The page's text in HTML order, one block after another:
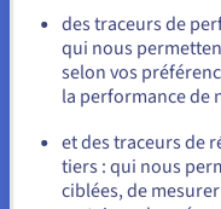
(
Prix de
1
100
Allez sur le site
us.ovhcloud.com/
Rester sur le site
des traceurs de
qui nous
selon vos
la performance de
et des traceurs de
tiers : qui nous
ciblées, de